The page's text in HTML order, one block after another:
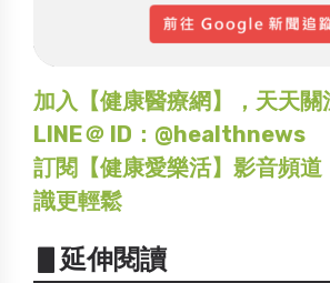
加入【健康醫療網】，天天關
LINE＠ ID：@healthnews
訂閱【健康愛樂活】影音頻道
識更輕鬆
▋延伸閱讀